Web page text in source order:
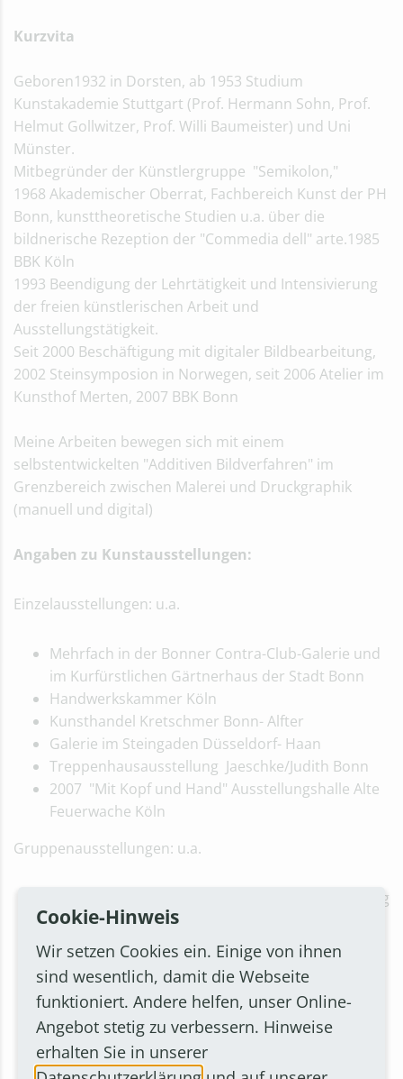
Kurzvita
Geboren1932 in Dorsten, ab 1953 Studium
Kunstakademie Stuttgart (Prof. Hermann Sohn, Prof.
Helmut Gollwitzer, Prof. Willi Baumeister) und Uni
Münster.
Mitbegründer der Künstlergruppe "Semikolon,"
1968 Akademischer Oberrat, Fachbereich Kunst der PH
Bonn, kunsttheoretische Studien u.a. über die
bildnerische Rezeption der "Commedia dell" arte.1985
BBK Köln
1993 Beendigung der Lehrtätigkeit und Intensivierung
der freien künstlerischen Arbeit und
Ausstellungstätigkeit.
Seit 2000 Beschäftigung mit digitaler Bildbearbeitung,
2002 Steinsymposion in Norwegen, seit 2006 Atelier im
Kunsthof Merten, 2007 BBK Bonn
Meine Arbeiten bewegen sich mit einem
selbstentwickelten "Additiven Bildverfahren" im
Grenzbereich zwischen Malerei und Druckgraphik
(manuell und digital)
Angaben zu Kunstausstellungen:
Einzelausstellungen: u.a.
Mehrfach in der Bonner Contra-Club-Galerie und
im Kurfürstlichen Gärtnerhaus der Stadt Bonn
Handwerkskammer Köln
Kunsthandel Kretschmer Bonn- Alfter
Galerie im Steingaden Düsseldorf- Haan
Treppenhausausstellung Jaeschke/Judith Bonn
2007 "Mit Kopf und Hand" Ausstellungshalle Alte
Feuerwache Köln
Gruppenausstellungen: u.a.
Galeriehaus an der Redoute Bonn-Bad Godesberg
Forum Essen
Lehmbruck- Museum Duisburg
Westfälisches Landesmuseum Münster
Kunst- und Informationsmesse Köln
Kölner Kunstmarkt
Kunstkabinett Funke Gelsenkirchen
Kunstverein Bonn
Cookie-Hinweis
Wir setzen Cookies ein. Einige von ihnen
sind wesentlich, damit die Webseite
funktioniert. Andere helfen, unser Online-
Angebot stetig zu verbessern. Hinweise
erhalten Sie in unserer